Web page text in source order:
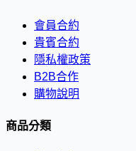
會員合約
貴賓合約
隱私權政策
B2B合作
購物說明
商品分類